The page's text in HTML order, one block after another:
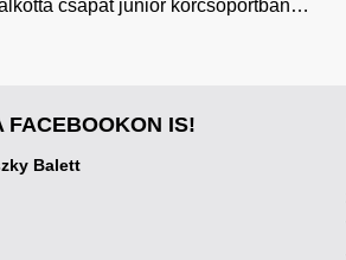
csapat junior korcsoportban…
FACEBOOKON IS!
Balett